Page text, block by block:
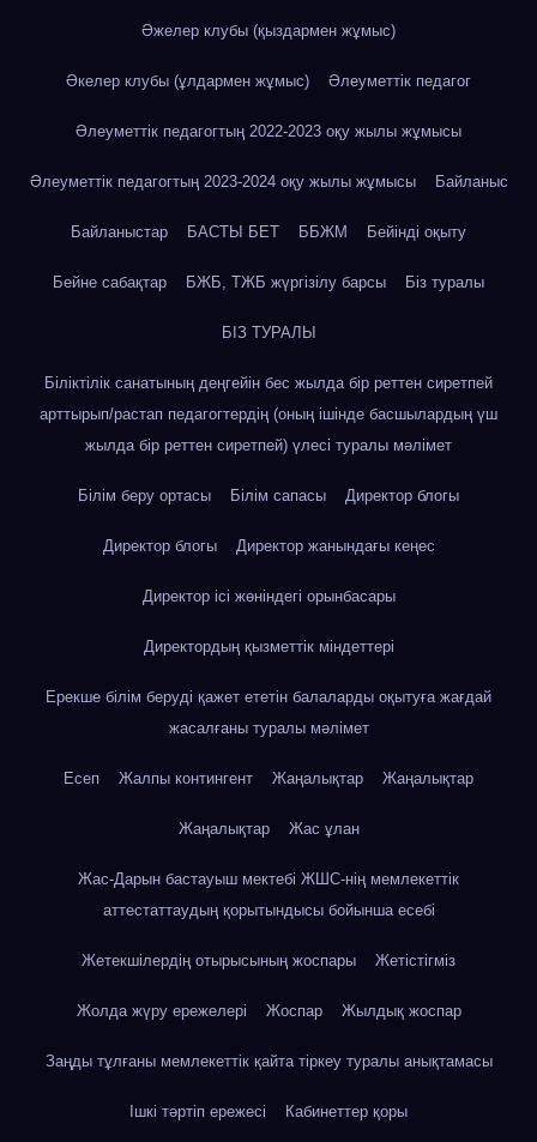
Әжелер клубы (қыздармен жұмыс)
Әкелер клубы (ұлдармен жұмыс) Әлеуметтік педагог
Әлеуметтік педагогтың 2022-2023 оқу жылы жұмысы
Әлеуметтік педагогтың 2023-2024 оқу жылы жұмысы Байланыс
Байланыстар БАСТЫ БЕТ ББЖМ Бейінді оқыту
Бейне сабақтар БЖБ, ТЖБ жүргізілу барсы Біз туралы
БІЗ ТУРАЛЫ
Біліктілік санатының деңгейін бес жылда бір реттен сиретпей
арттырып/растап педагогтердің (оның ішінде басшылардың үш
жылда бір реттен сиретпей) үлесі туралы мәлімет
Білім беру ортасы Білім сапасы Директор блогы
Директор блогы Директор жанындағы кеңес
Директор ісі жөніндегі орынбасары
Директордың қызметтік міндеттері
Ерекше білім беруді қажет ететін балаларды оқытуға жағдай
жасалғаны туралы мәлімет
Есеп Жалпы контингент Жаңалықтар Жаңалықтар
Жаңалықтар Жас ұлан
Жас-Дарын бастауыш мектебі ЖШС-нің мемлекеттік
аттестаттаудың қорытындысы бойынша есебі
Жетекшілердің отырысының жоспары Жетістігміз
Жолда жүру ережелері Жоспар Жылдық жоспар
Заңды тұлғаны мемлекеттік қайта тіркеу туралы анықтамасы
Ішкі тәртіп ережесі Кабинеттер қоры